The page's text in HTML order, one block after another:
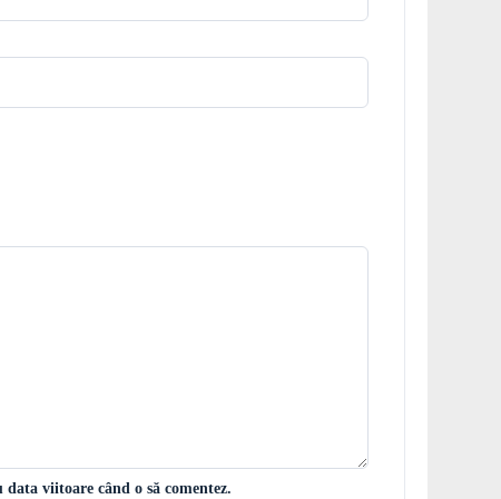
viitoare când o să comentez.